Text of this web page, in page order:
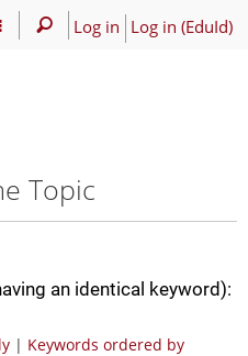
Log in Log in (EduId)
Topic
an identical keyword):
| Keywords ordered by